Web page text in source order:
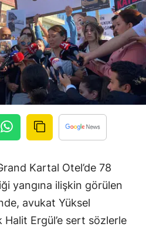
Kartal Otel’de 78
yangına ilişkin görülen
avukat Yüksel
Halit Ergül’e sert sözlerle